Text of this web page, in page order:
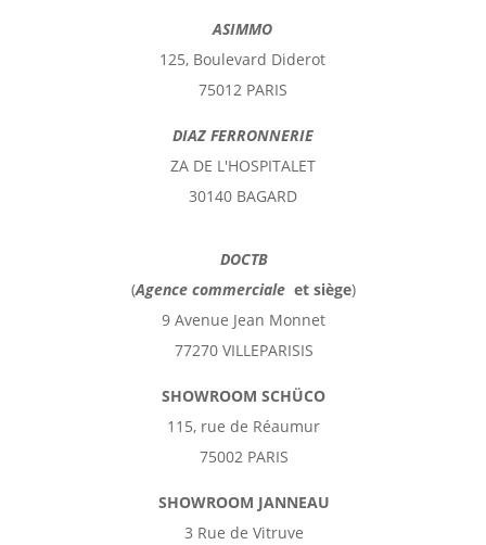
ASIMMO
125, Boulevard Diderot
75012 PARIS
DIAZ FERRONNERIE
ZA DE L'HOSPITALET
30140 BAGARD
DOCTB
(Agence commerciale et siège)
9 Avenue Jean Monnet
77270 VILLEPARISIS
SHOWROOM SCHÜCO
115, rue de Réaumur
75002 PARIS
SHOWROOM JANNEAU
3 Rue de Vitruve